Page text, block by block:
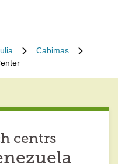
Cabimas
centrs